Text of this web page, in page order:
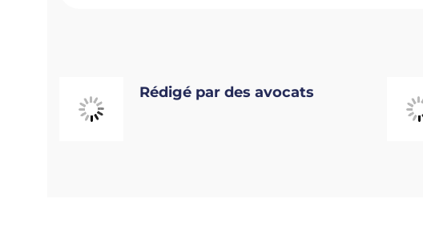
Rédigé par des avocats